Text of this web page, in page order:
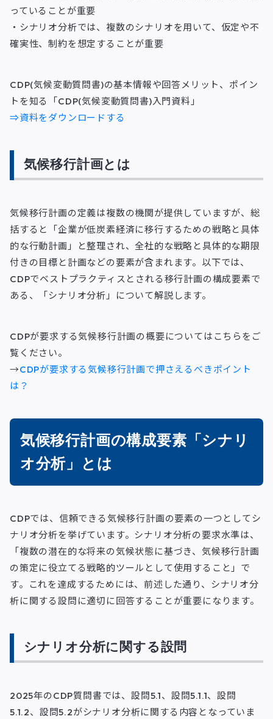
っていることが重要
・シナリオ分析では、複数のシナリオを用いて、仮定や不
確実性、制約を想定することが重要
CDP(気候変動質問書)の基本情報や回答メリット、ポイン
トを知る「CDP(気候変動質問書)入門資料」
⇒資料をダウンロードする
気候移行計画とは
気候移行計画の定義は複数の機関が提供していますが、総
括すると「企業が低炭素経済に移行するための戦略と具体
的な行動計画」と整理され、全社的な戦略と具体的な期限
付きの目標と計画などの要素が含まれます。以下では、
CDPでベストプラクティスとされる移行計画の構成要素で
ある、「シナリオ分析」について解説します。
CDPが要求する気候移行計画の概要についてはこちらをご
覧ください。
→CDPが要求する気候移行計画で押さえるべきポイント
は？
気候移行計画の構成要素「シナリ
オ分析」とは
CDPでは、信頼できる気候移行計画の要素の一つとしてシ
ナリオ分析を挙げています。シナリオ分析の要求水準は、
「複数の潜在的な将来の気候状態に基づき、気候移行計画
の策定に役立てる戦略的ツールとして使用すること」で
す。これを達成するためには、前述した通り、シナリオ分
析に関する設問に適切に回答することが重要になります。
シナリオ分析に関する設問
2025年のCDP質問書では、設問5.1、設問5.1.1、設問
5.1.2、設問5.2がシナリオ分析に関する内容となっていま